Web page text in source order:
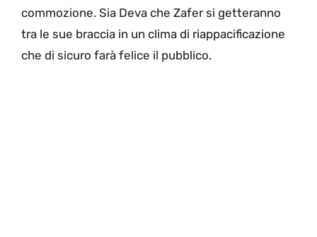
commozione. Sia Deva che Zafer si getteranno
tra le sue braccia in un clima di riappacificazione
che di sicuro farà felice il pubblico.